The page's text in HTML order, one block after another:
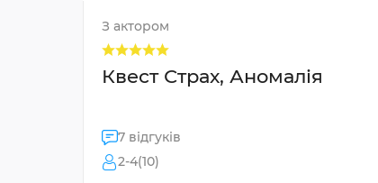
З актором
Квест Страх, Аномалія
7 відгуків
2-4(10)